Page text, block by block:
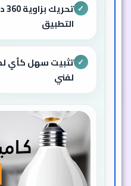
✓
التطبيق
✓ تثبيت سهل كأي
لفني